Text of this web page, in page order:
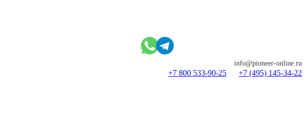
info@pioneer-online.ru
+7 800 533-90-25
+7 (495) 145-34-22